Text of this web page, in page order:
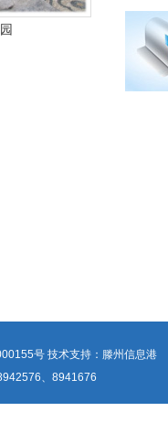
号技术支持： 滕州信息港
、8941676